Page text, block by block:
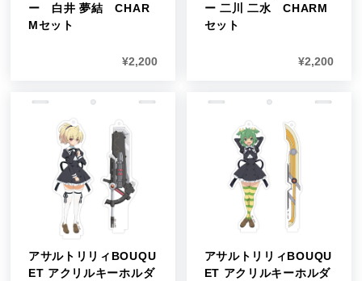
ー 白井 夢結 CHAR
Mセット
¥2,200
ー 二川 二水 CHARM
セット
¥2,200
アサルトリリィBOUQU
ET アクリルキーホルダ
アサルトリリィBOUQU
ET アクリルキーホルダ